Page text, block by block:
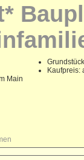
Main
Kaufpreis: